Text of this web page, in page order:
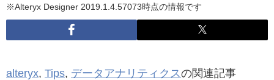
※Alteryx Designer 2019.1.4.57073時点の情報です
alteryx, Tips, データアナリティクスの関連記事